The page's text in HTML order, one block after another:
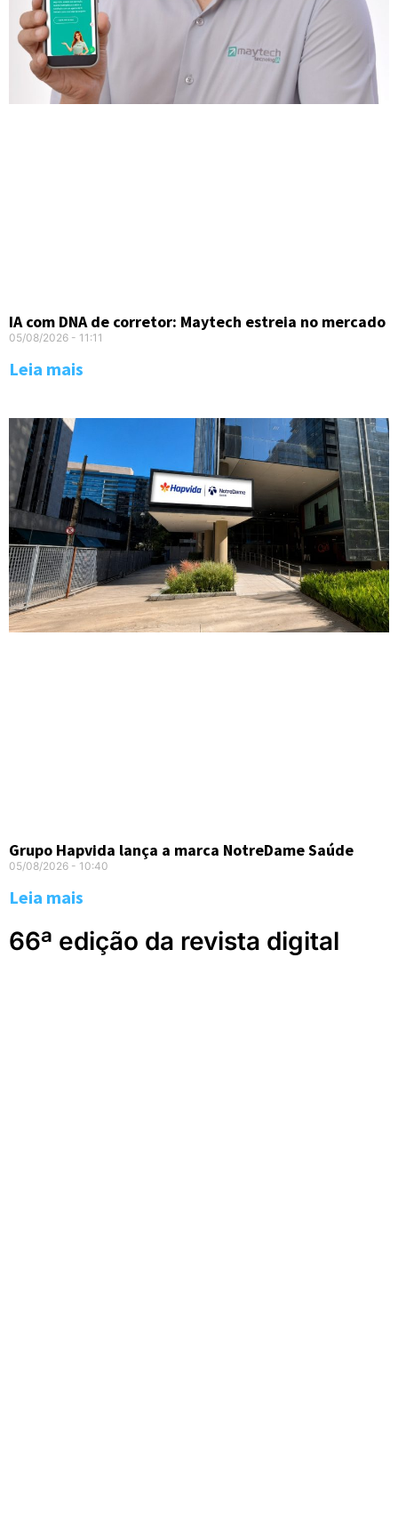
IA com DNA de corretor: Maytech estreia no mercado
05/08/2026 11:11
Leia mais
Grupo Hapvida lança a marca NotreDame Saúde
05/08/2026 10:40
Leia mais
66ª edição da revista digital